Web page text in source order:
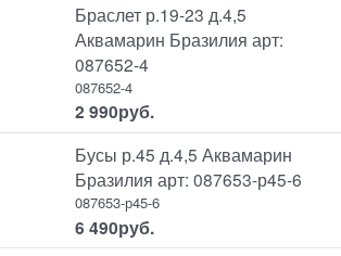
Браслет р.19-23 д.4,5
Аквамарин Бразилия арт:
087652-4
087652-4
2 990руб.
Бусы р.45 д.4,5 Аквамарин
Бразилия арт: 087653-р45-6
087653-р45-6
6 490руб.